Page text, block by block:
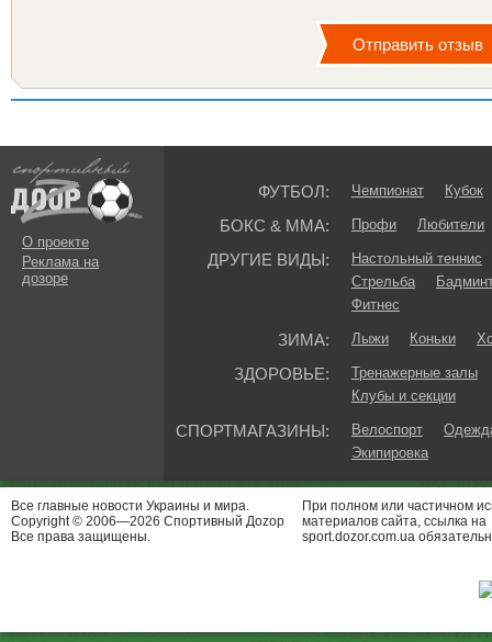
О проекте
Реклама на
дозоре
ФУТБОЛ: Чемпионат Кубок
БОКС & ММА: Профи Любители
ДРУГИЕ ВИДЫ:
Настольный теннис
Стрельба
Фитнес
ЗИМА: Лыжи Коньки
ЗДОРОВЬЕ:
Тренажерные залы
Клубы и секции
СПОРТМАГАЗИНЫ: Велоспорт
Экипировка
Все главные новости Украины и мира.
Copyright © 2006—2026 Спортивный Доzор
Все права защищены.
При полном или частичном
материалов сайта, ссылка на
sport.dozor.com.ua